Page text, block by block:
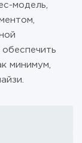
модель,
минимум,